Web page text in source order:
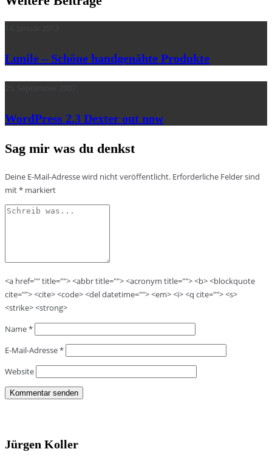
Lunile – Schöne handgenähte Produkte
WordPress 2.3 Dexter out now
Sag mir was du denkst
Deine E-Mail-Adresse wird nicht veröffentlicht. Erforderliche Felder sind
mit* markiert
<a href="" title=""> <abbr title=""> <acronym title=""> <b> <blockquote
cite=""> <cite> <code> <del datetime=""> <em> <i> <q cite=""> <s>
<strike> <strong>
Name*
E-Mail-Adresse*
Website
Jürgen Koller